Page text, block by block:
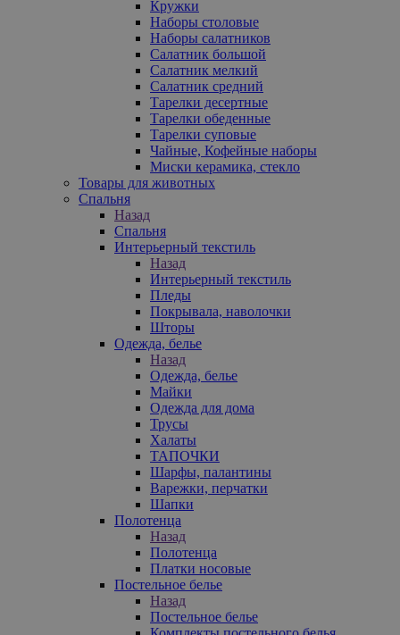
Кружки
Наборы столовые
Наборы салатников
Салатник большой
Салатник мелкий
Салатник средний
Тарелки десертные
Тарелки обеденные
Тарелки суповые
Чайные, Кофейные наборы
Миски керамика, стекло
Товары для животных
Спальня
Назад
Спальня
Интерьерный текстиль
Назад
Интерьерный текстиль
Пледы
Покрывала, наволочки
Шторы
Одежда, белье
Назад
Одежда, белье
Майки
Одежда для дома
Трусы
Халаты
ТАПОЧКИ
Шарфы, палантины
Варежки, перчатки
Шапки
Полотенца
Назад
Полотенца
Платки носовые
Постельное белье
Назад
Постельное белье